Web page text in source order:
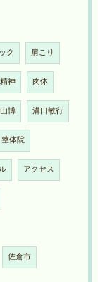
ク 肩こり
精神 肉体
博 溝口敏行
整体院
アクセス
佐倉市